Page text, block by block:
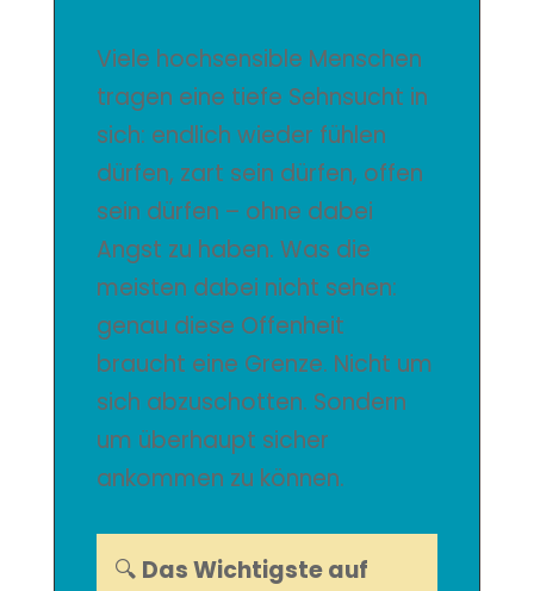
Viele hochsensible Menschen
tragen eine tiefe Sehnsucht in
sich: endlich wieder fühlen
dürfen, zart sein dürfen, offen
sein dürfen – ohne dabei
Angst zu haben. Was die
meisten dabei nicht sehen:
genau diese Offenheit
braucht eine Grenze. Nicht um
sich abzuschotten. Sondern
um überhaupt sicher
ankommen zu können.
🔍 Das Wichtigste auf